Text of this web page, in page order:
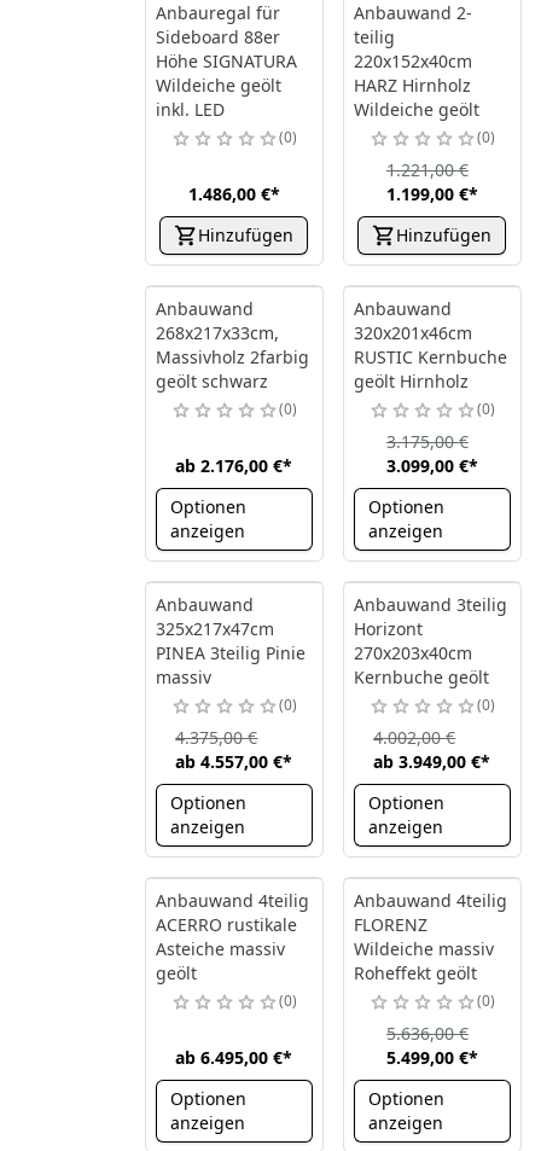
Anbauregal für
Sideboard 88er
Höhe SIGNATURA
Wildeiche geölt
inkl. LED
0
1.486,00 €*
Hinzufügen
Anbauwand 2-
teilig
220x152x40cm
HARZ Hirnholz
Wildeiche geölt
0
1.199,00 €*
1.221,00 €
Hinzufügen
Anbauwand
268x217x33cm,
Massivholz 2farbig
geölt schwarz
0
ab 2.176,00 €*
Optionen
anzeigen
Anbauwand
320x201x46cm
RUSTIC Kernbuche
geölt Hirnholz
0
3.099,00 €*
3.175,00 €
Optionen
anzeigen
Anbauwand
325x217x47cm
PINEA 3teilig Pinie
massiv
0
ab 4.557,00 €*
4.375,00 €
Optionen
anzeigen
Anbauwand 3teilig
Horizont
270x203x40cm
Kernbuche geölt
0
ab 3.949,00 €*
4.002,00 €
Optionen
anzeigen
Anbauwand 4teilig
ACERRO rustikale
Asteiche massiv
geölt
0
ab 6.495,00 €*
Optionen
anzeigen
Anbauwand 4teilig
FLORENZ
Wildeiche massiv
Roheffekt geölt
0
5.499,00 €*
5.636,00 €
Optionen
anzeigen